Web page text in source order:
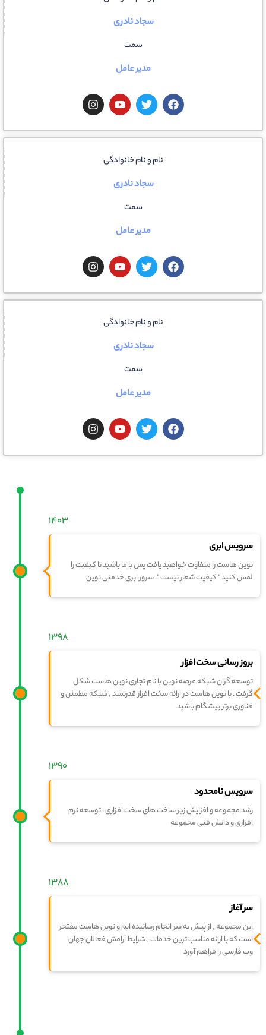
سجاد نادری
سمت
مدیر عامل
نام و نام خانوادگی
سجاد نادری
سمت
مدیر عامل
نام و نام خانوادگی
سجاد نادری
سمت
مدیر عامل
۱۴۰۳
سرویس ابری
نوین هاست را متفاوت خواهید یافت پس با ما باشید تا کیفیت را
لمس کنید " کیفیت شعار نیست ". سرور ابری خدمتی نوین
۱۳۹۸
بروز رسانی سخت افزار
توسعه گران شبکه عرصه نوین با نام تجاری نوین هاست شکل
گرفت . با نوین هاست در ارائه سخت افزار قدرتمند , شبکه مطمئن و
فناوری برتر پیشگام باشید.
۱۳۹۰
سرویس نامحدود
رشد مجموعه و افزایش زیر ساخت های سخت افزاری ، توسعه نرم
افزاری و دانش فنی مجموعه
۱۳۸۸
سر آغاز
این مجموعه , از پیش به سر انجام رسانیده ایم و نوین هاست مفتخر
است که با ارائه مناسب ترین خدمات , شرایط آرامش فعالان جهان
وب فارسی را فراهم آورد